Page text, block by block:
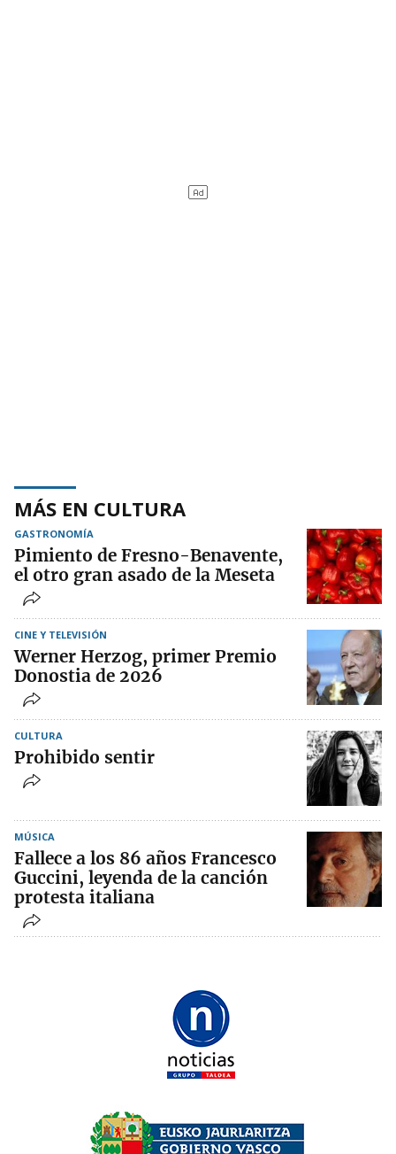
MÁS EN CULTURA
GASTRONOMÍA
Pimiento de Fresno-Benavente,
el otro gran asado de la Meseta
CINE Y TELEVISIÓN
Werner Herzog, primer Premio
Donostia de 2026
CULTURA
Prohibido sentir
MÚSICA
Fallece a los 86 años Francesco
Guccini, leyenda de la canción
protesta italiana